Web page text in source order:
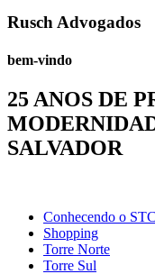
Rusch Advogados
bem-vindo
25 ANOS DE
SALVADOR
Conhecendo o STC
Shopping
Torre Norte
Torre Sul